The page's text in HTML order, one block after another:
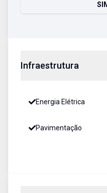
Infraestrutura
Energia Elétrica
Pavimentação